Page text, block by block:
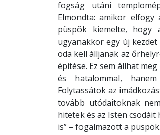
fogság utáni
Elmondta: amikor
püspök kiemelte, hogy
ugyanakkor egy új kezdet
oda kell álljanak az
építése. Ez sem állhat
és hatalommal,
Folytassátok az
tovább utódaitoknak
hitetek és az Isten
is” – fogalmazott a püspök.